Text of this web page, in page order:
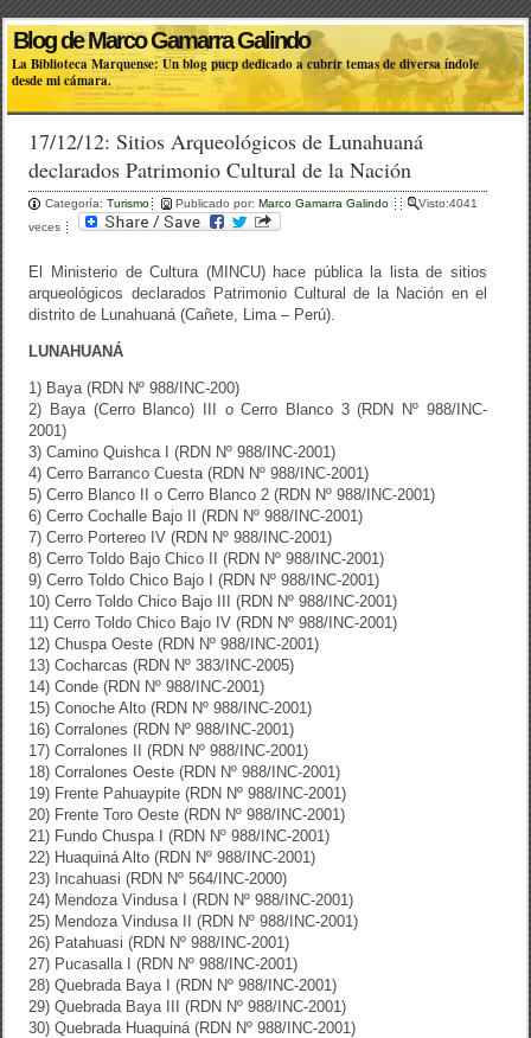
Blog de Marco Gamarra Galindo
La Biblioteca Marquense: Un blog pucp dedicado a cubrir temas de diversa índole
desde mi cámara.
17/12/12: Sitios Arqueológicos de Lunahuaná
declarados Patrimonio Cultural de la Nación
Categoría:Turismo Publicado por:Marco Gamarra Galindo
Visto:4041
veces
El Ministerio de Cultura (MINCU) hace pública la lista de sitios
arqueológicos declarados Patrimonio Cultural de la Nación en el
distrito de Lunahuaná (Cañete, Lima – Perú).
LUNAHUANÁ
1) Baya (RDN Nº 988/INC-200)
2) Baya (Cerro Blanco) III o Cerro Blanco 3 (RDN Nº 988/INC-
2001)
3) Camino Quishca I (RDN Nº 988/INC-2001)
4) Cerro Barranco Cuesta (RDN Nº 988/INC-2001)
5) Cerro Blanco II o Cerro Blanco 2 (RDN Nº 988/INC-2001)
6) Cerro Cochalle Bajo II (RDN Nº 988/INC-2001)
7) Cerro Portereo IV (RDN Nº 988/INC-2001)
8) Cerro Toldo Bajo Chico II (RDN Nº 988/INC-2001)
9) Cerro Toldo Chico Bajo I (RDN Nº 988/INC-2001)
10) Cerro Toldo Chico Bajo III (RDN Nº 988/INC-2001)
11) Cerro Toldo Chico Bajo IV (RDN Nº 988/INC-2001)
12) Chuspa Oeste (RDN Nº 988/INC-2001)
13) Cocharcas (RDN Nº 383/INC-2005)
14) Conde (RDN Nº 988/INC-2001)
15) Conoche Alto (RDN Nº 988/INC-2001)
16) Corralones (RDN Nº 988/INC-2001)
17) Corralones II (RDN Nº 988/INC-2001)
18) Corralones Oeste (RDN Nº 988/INC-2001)
19) Frente Pahuaypite (RDN Nº 988/INC-2001)
20) Frente Toro Oeste (RDN Nº 988/INC-2001)
21) Fundo Chuspa I (RDN Nº 988/INC-2001)
22) Huaquiná Alto (RDN Nº 988/INC-2001)
23) Incahuasi (RDN Nº 564/INC-2000)
24) Mendoza Vindusa I (RDN Nº 988/INC-2001)
25) Mendoza Vindusa II (RDN Nº 988/INC-2001)
26) Patahuasi (RDN Nº 988/INC-2001)
27) Pucasalla I (RDN Nº 988/INC-2001)
28) Quebrada Baya I (RDN Nº 988/INC-2001)
29) Quebrada Baya III (RDN Nº 988/INC-2001)
30) Quebrada Huaquiná (RDN Nº 988/INC-2001)